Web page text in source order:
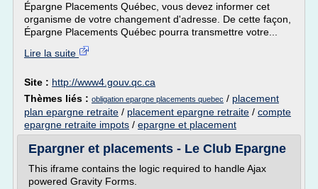
Épargne Placements Québec, vous devez informer cet
organisme de votre changement d'adresse. De cette façon,
Épargne Placements Québec pourra transmettre votre...
Lire la suite
Site : http://www4.gouv.qc.ca
Thèmes liés : obligation epargne placements quebec / placement
plan epargne retraite / placement epargne retraite / compte
epargne retraite impots / epargne et placement
Epargner et placements - Le Club Epargne
This iframe contains the logic required to handle Ajax
powered Gravity Forms.